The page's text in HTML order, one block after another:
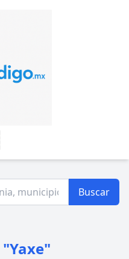
Buscar
"Yaxe"